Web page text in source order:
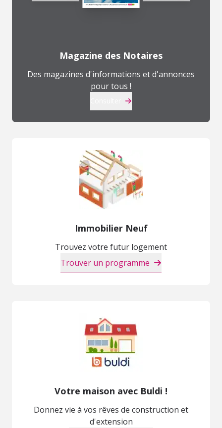
Magazine des Notaires
Des magazines d'informations et d'annonces
pour tous !
Immobilier Neuf
Trouvez votre futur logement
Trouver un programme
Votre maison avec Buldi !
Donnez vie à vos rêves de construction et
d'extension